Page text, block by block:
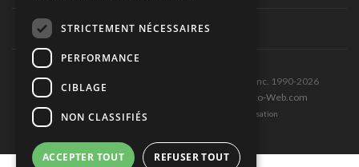
Tous droits réservés © Les Éditions Pole-Position inc. 1990-2026
Ce site est produit et hébergé par Montréal-Photo-Web.com
Politique de confidentialité et Conditions d’utilisation
STRICTEMENT NÉCESSAIRES
PERFORMANCE
CIBLAGE
NON CLASSIFIÉS
ACCEPTER TOUT REFUSER TOUT